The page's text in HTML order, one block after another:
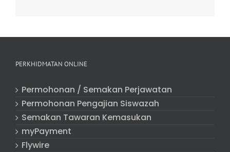
PERKHIDMATAN ONLINE
Permohonan / Semakan Perjawatan
Permohonan Pengajian Siswazah
Semakan Tawaran Kemasukan
myPayment
Flywire